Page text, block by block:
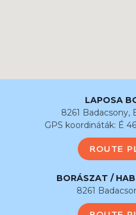
LAPOSA
8261 Badacsony,
GPS koordináták: É
ROUTE
BORÁSZAT /
8261